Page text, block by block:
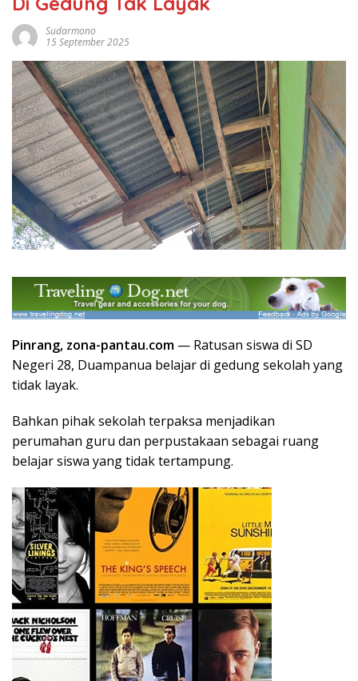
Sudarmono
15 September 2025
Pinrang, zona-pantau.com — Ratusan siswa di SD
Negeri 28, Duampanua belajar di gedung sekolah yang
tidak layak.
Bahkan pihak sekolah terpaksa menjadikan
perumahan guru dan perpustakaan sebagai ruang
belajar siswa yang tidak tertampung.